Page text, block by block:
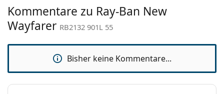
Marke:
Ray-Ban
Verwendung:
Mode
Code:
RB2132 901L 55
verfügbar :
Nein
Kommentare zu Ray-Ban New
Wayfarer RB2132 901L 55
Bisher keine Kommentare...